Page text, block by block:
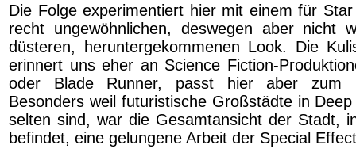
Die Folge experimentiert hier mit einem für Star
recht ungewöhnlichen, deswegen aber nicht
düsteren, heruntergekommenen Look. Die
erinnert uns eher an Science Fiction-
oder Blade Runner, passt hier aber zum
Besonders weil futuristische Großstädte in
selten sind, war die Gesamtansicht der Stadt,
befindet, eine gelungene Arbeit der Special